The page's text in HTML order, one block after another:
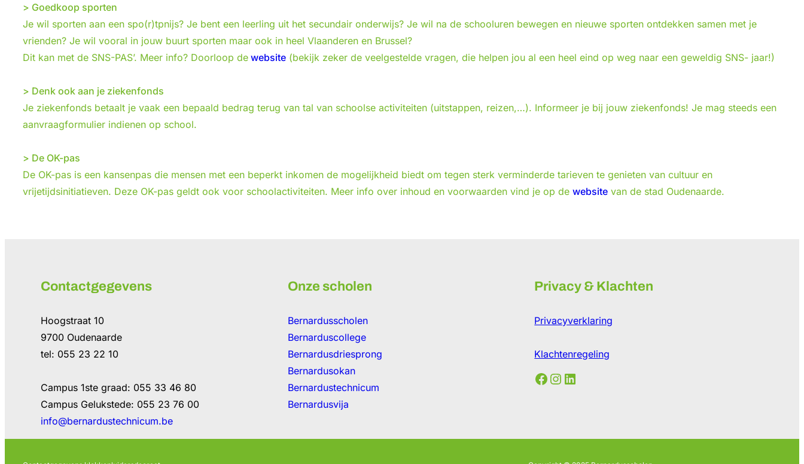
> Goedkoop sporten
Je wil sporten aan een spo(r)tpnijs? Je bent een leerling uit het secundair onderwijs? Je wil na de schooluren bewegen en nieuwe sporten ontdekken samen met je
vrienden? Je wil vooral in jouw buurt sporten maar ook in heel Vlaanderen en Brussel?
Dit kan met de SNS-PAS’. Meer info? Doorloop de website (bekijk zeker de veelgestelde vragen, die helpen jou al een heel eind op weg naar een geweldig SNS- jaar!)
> Denk ook aan je ziekenfonds
Je ziekenfonds betaalt je vaak een bepaald bedrag terug van tal van schoolse activiteiten (uitstappen, reizen,…). Informeer je bij jouw ziekenfonds! Je mag steeds een
aanvraagformulier indienen op school.
> De OK-pas
De OK-pas is een kansenpas die mensen met een beperkt inkomen de mogelijkheid biedt om tegen sterk verminderde tarieven te genieten van cultuur en
vrijetijdsinitiatieven. Deze OK-pas geldt ook voor schoolactiviteiten. Meer info over inhoud en voorwaarden vind je op de website van de stad Oudenaarde.
Contactgegevens
Hoogstraat 10
9700 Oudenaarde
tel: 055 23 22 10
Campus 1ste graad: 055 33 46 80
Campus Gelukstede: 055 23 76 00
info@bernardustechnicum.be
Onze scholen
Bernardusscholen
Bernarduscollege
Bernardusdriesprong
Bernardusokan
Bernardustechnicum
Bernardusvija
Privacy & Klachten
Privacyverklaring
Klachtenregeling
Facebook Instagram LinkedIn